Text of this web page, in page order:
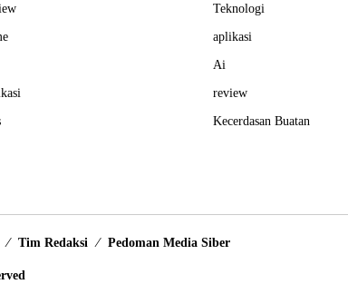
Teknologi
aplikasi
Ai
review
Kecerdasan Buatan
Tim Redaksi Pedoman Media Siber